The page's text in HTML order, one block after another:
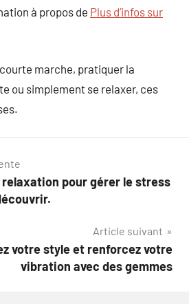
à propos de Plus d’infos sur
marche, pratiquer la
ou simplement se relaxer, ces
pour gérer le stress
Article suivant
votre style et renforcez votre
vibration avec des gemmes